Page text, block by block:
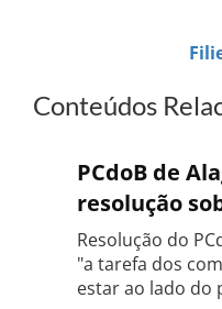
Conteúdos
PCdoB de
resolução
Resolução do
"a tarefa dos
estar ao lado do